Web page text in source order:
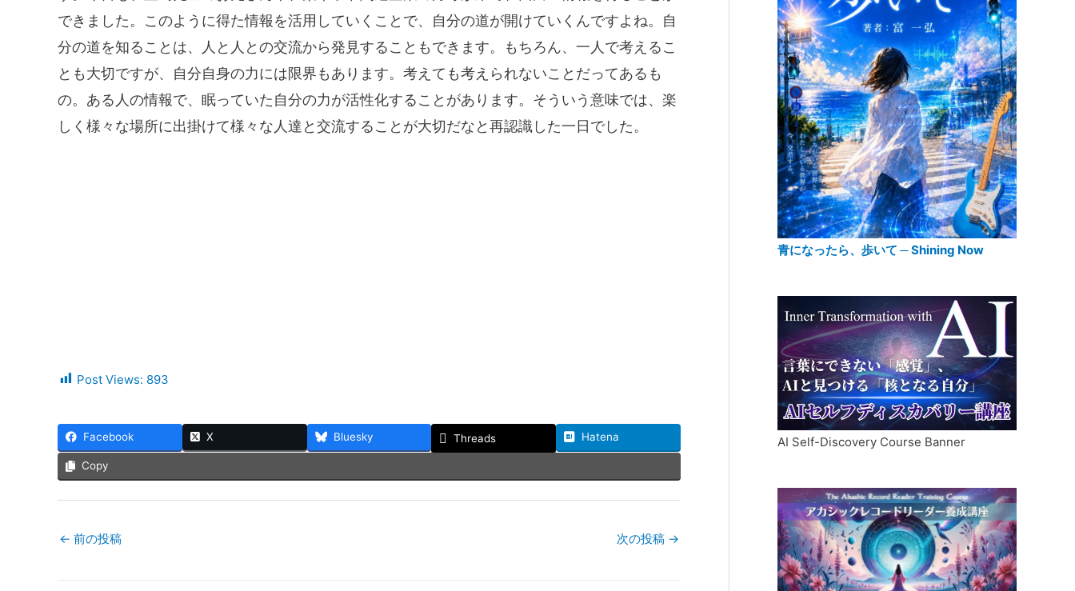
できました。このように得た情報を活用していくことで、自分の道が開けていくんですよね。自
分の道を知ることは、人と人との交流から発見することもできます。もちろん、一人で考えるこ
とも大切ですが、自分自身の力には限界もあります。考えても考えられないことだってあるも
の。ある人の情報で、眠っていた自分の力が活性化することがあります。そういう意味では、楽
しく様々な場所に出掛けて様々な人達と交流することが大切だなと再認識した一日でした。
Post Views: 893
Facebook X Bluesky Threads Hatena
Copy
← 前の投稿 次の投稿 →
青になったら、歩いて ─ Shining Now
AI Self-Discovery Course Banner